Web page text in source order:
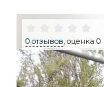
0 отзывов, оценка 0